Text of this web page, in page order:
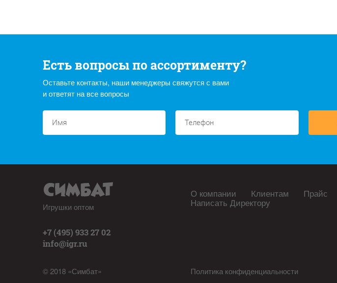
Есть вопросы по ассортименту?
Оставьте контакты, наши менеджеры свяжутся с вами
и ответят на все вопросы
Игрушки оптом
+7 (495) 933 27 02
info@igr.ru
© 2018 «Симбат»
О компании Клиентам Прайс
Написать Директору
Политика конфиденциальности